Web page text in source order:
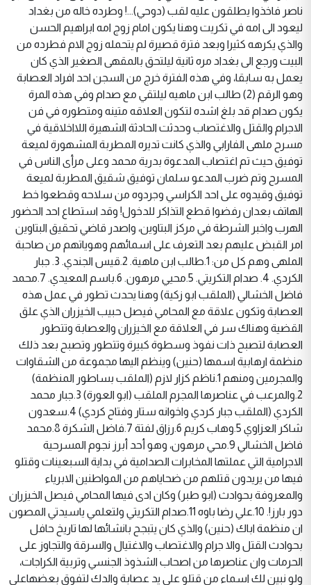
ناصر فاخذوا يطلقون عليه لقب (دوحي)...! وطرده خاله من بغداد
ليعود الى امه في تكريت وهنا يكون امام زوج امه ابراهيم الحسن
والذي يكرهه كثيرا وبعد فترة قصيرة لم يتحمله زوج الام فطرده من
البيت ورجع الى بغداد مره ثانية ليلتحق بالمقهى الصغير الذي كان
يعمل به سابقا، وفي هذه الفترة خرج من السجن احد افراد العصابة
وهو الرقم (2) طالب ابن ماهيه ليلتقي مع صدام وفي هذه المرة
يكون صدام قد بلغ اشده لتكون العلاقه متينه ومتطوره في فن
الاجرام والقتل والاغتصاب وحدثت الحادثة الشهيرة اللااخلاقية في
مسرح ملهى الفارابي والذي كانت تديره المطربة المشهورة لميعة
توفيق حيث تم اغتصاب المدعوة بدرية محمد وعلى مرأى الناس في
المسرح وتم ضرب المدعو سلمان توفيق شقيق المطربة لميعة
توفيق وقيدوه على احد الكراسي وجردوه من سلاحه وقطعوا خط
الهاتف بعدان رفضوا قطع التذاكر للدخول! وقد استطاع احد الحضور
الهرب واخبر الشرطة في مركز البتاوين، واصدر قاضي تحقيق البتاوين
امر القبض عليهم بعد التعرف على اسمائهم وهوياتهم من صاحبة
الملهى وهم كل من: 1.طالب ابن ماهية. 2.قيس الجندي. 3. جبار
الكردي. 4. صدام التكريتي. 5.محيي مرهون. 6.باسم المعيدي. 7.محمد
فاضل الخشالي (الملقب ابو زكية) وهنا يحدث تطور في عمل هذه
العصابة وتكون علاقة مع المحامي فيصل حبيب الخيزران الذي علق
القضية وهناك سر في العلاقة مع الخيزران والعصابة وتتطور
العصابة لتصبح ذات نفوذ وسطوة كبيرة وتتطور وتصبح بعد ذلك
منظمة ارهابية اسمها (حنين) وينظم اليها مجموعة من الشقاوات
والمجرمين ومنهم 1.ناظم كزار لازم (الملقب بساطور المنظمة)
2.والمرعب في عناصرها المجرم الملقب (ابو العورة) 3.جبار محمد
الكردي (الملقب جبار كردي واخوانه ستار وفتاح كردي) 4.سعدون
شاكر العزاوي 5.وهاب كريم 6.رزاق لفتة 7.فاضل الشكرة 8.محمد
فاضل الخشالي 9.محي مرهون، وهو أحد أبرز نجوم المسرحية
الاجرامية التي عملتها المخابرات الصدامية في بداية السبعينات وقتلو
فيها من يريدون قتلهم من ضحاياهم من المواطنين الابرياء
والمعروفة بحوادث (ابو طبر) وكان ادى فيها المحامي فيصل الخيزران
دور بارز!. 10.علي رضا باوه 11.صدام التكريتي ولتعلمي ياسيدتي المصون
ان منظمة اباك (حنين) والذي كان يتبجح بانشائها لها تاريخ حافل
بحوادث القتل والا جرام والاغتصاب والاغتيال والسرقة والتجاوز على
الحرمات وان عناصرها من اصحاب الشذوذ الجنسي وتربية الكراجات،
ولو نبين لك اسماء من قتلو على يد عصابة والدك لتفوق بعضهاعلى